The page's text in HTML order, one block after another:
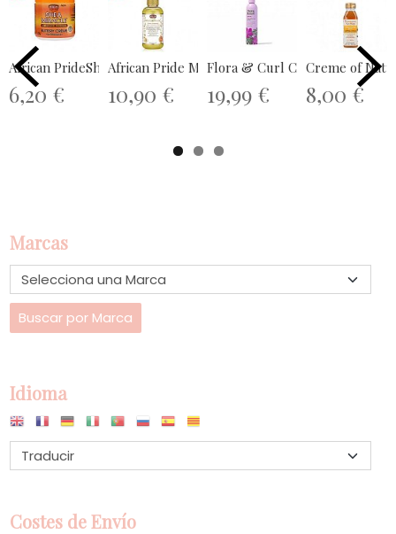
Marcas
Idioma
Costes de Envío
African PrideShea Butter Miracle...
6,20 €
African Pride Moist Miracle 5...
10,90 €
Flora & Curl Curl Activating
19,99 €
Creme of
8,00 €